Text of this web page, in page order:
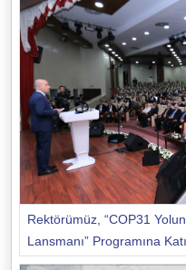
Rektörümüz, “COP31
Lansmanı” Programına